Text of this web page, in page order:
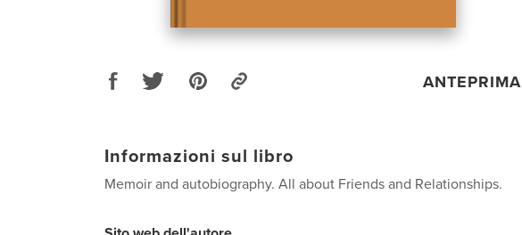
ANTEPRIMA
Informazioni sul libro
Memoir and autobiography. All about Friends and Relationships.